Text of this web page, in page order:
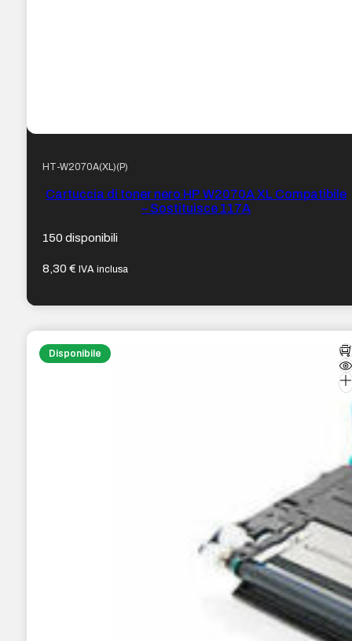
HT-W2070A(XL)(P)
Cartuccia di toner nero HP W2070A XL Compatibile
– Sostituisce 117A
150 disponibili
8,30€ IVA inclusa
Disponibile